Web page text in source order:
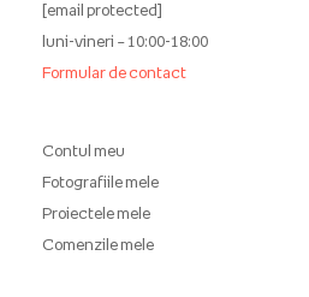
[email protected]
luni-vineri – 10:00-18:00
Formular de contact
Contul meu
Fotografiile mele
Proiectele mele
Comenzile mele